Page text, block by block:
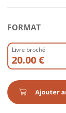
FORMAT
Livre broché
20.00 €
Ajouter